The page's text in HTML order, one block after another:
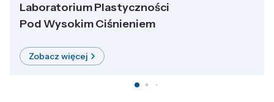
Laboratorium Plastyczności
Pod Wysokim Ciśnieniem
Zobacz więcej